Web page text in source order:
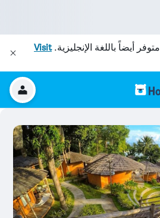
متوفر أيضاً باللغة الإنجليزية.Visit